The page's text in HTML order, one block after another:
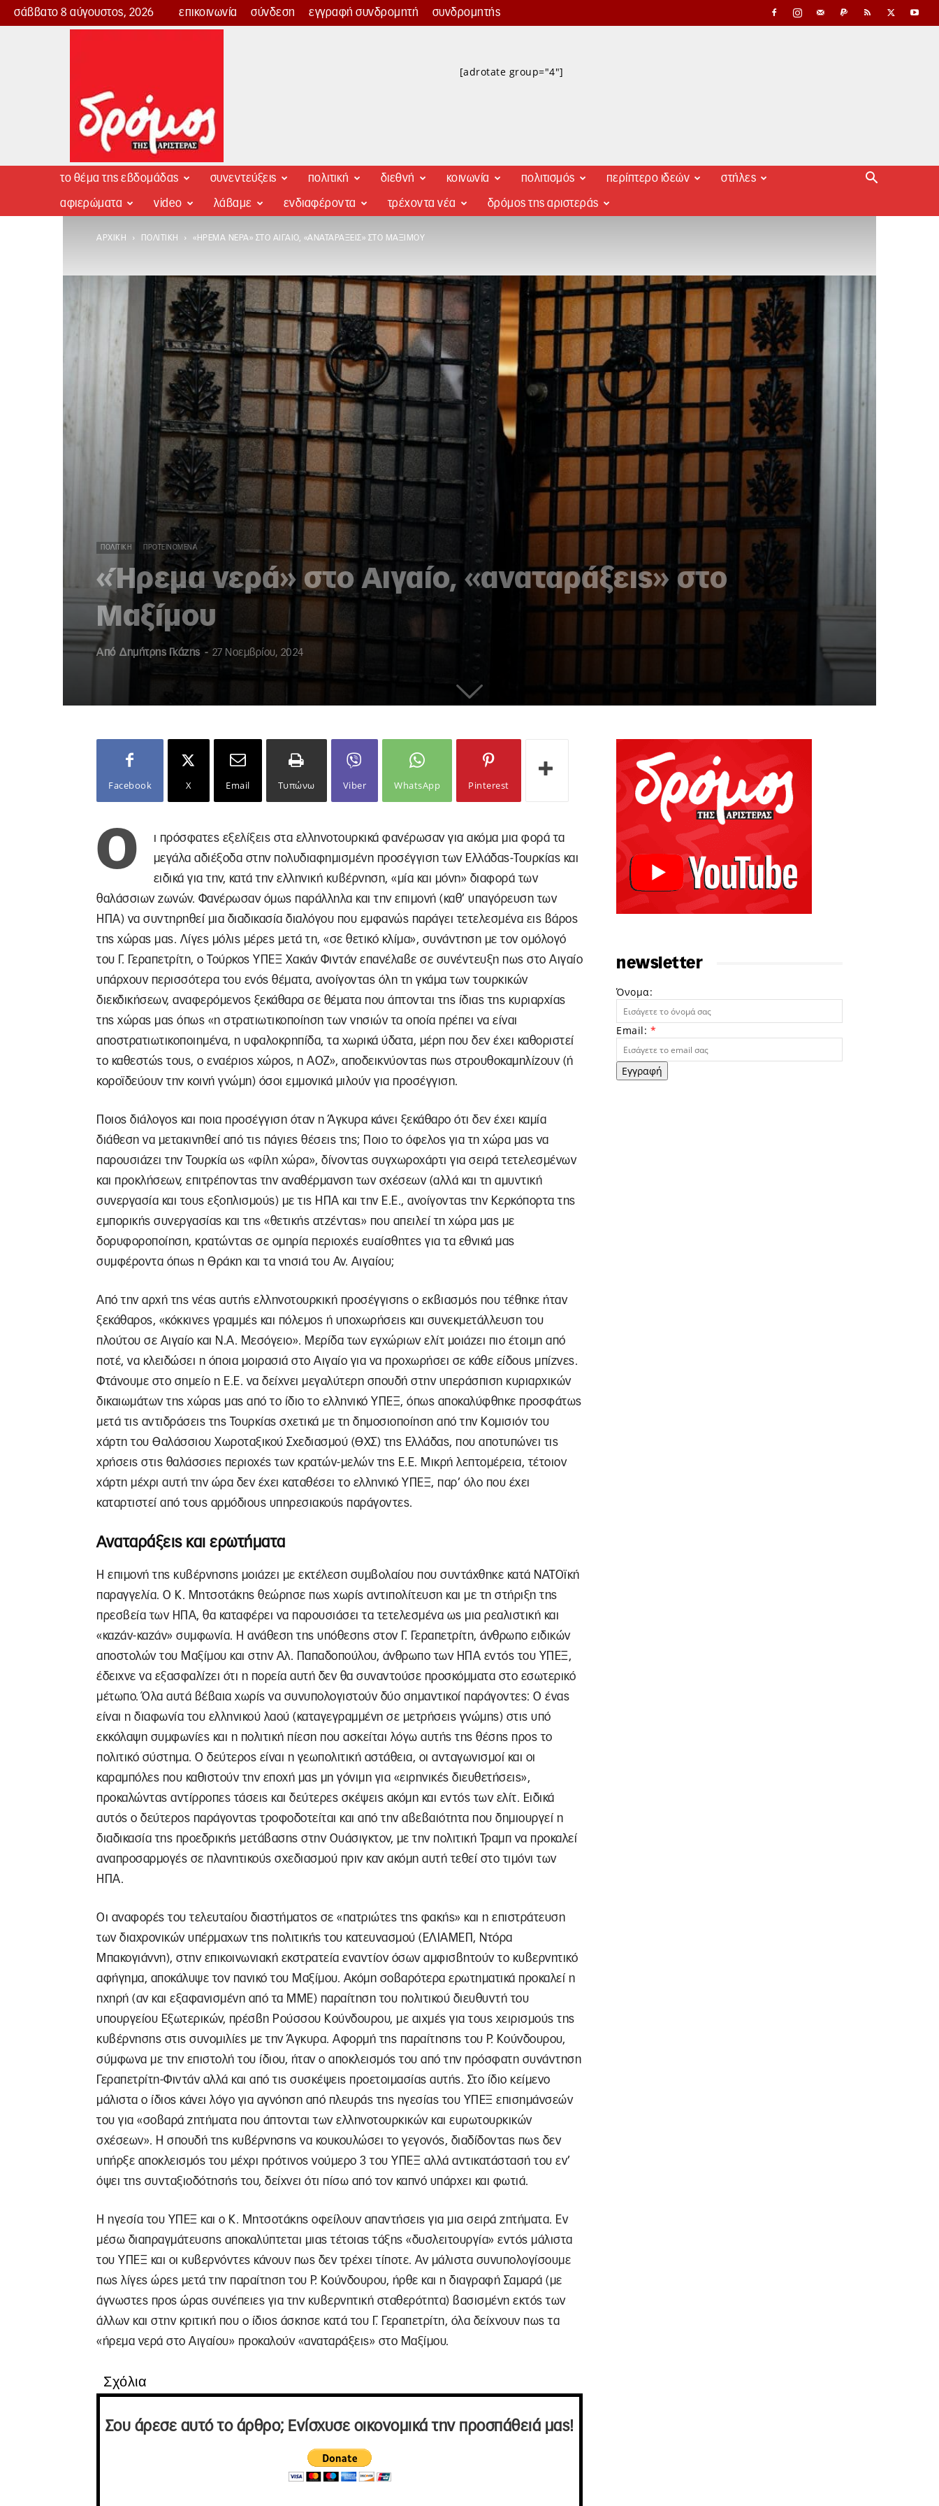
σάββατο 8 αύγουστος, 2026 επικοινωνία σύνδεση εγγραφή συνδρομητή συνδρομητής
Δρόμος
[adrotate group="4"]
το θέμα της εβδομάδας συνεντεύξεις πολιτική διεθνή κοινωνία πολιτισμός περίπτερο ιδεών στήλες
αφιερώματα video λάβαμε ενδιαφέροντα τρέχοντα νέα δρόμος της αριστεράς
ΑΡΧΙΚΉ ΠΟΛΙΤΙΚΉ «ΉΡΕΜΑ ΝΕΡΆ» ΣΤΟ ΑΙΓΑΊΟ, «ΑΝΑΤΑΡΆΞΕΙΣ» ΣΤΟ ΜΑΞΊΜΟΥ
ΠΟΛΙΤΙΚΉ ΠΡΟΤΕΙΝΌΜΕΝΑ
«Ήρεμα νερά» στο Αιγαίο, «αναταράξεις» στο
Μαξίμου
Από Δημήτρης Γκάζης - 27 Νοεμβρίου, 2024
Facebook X Email Τυπώνω Viber WhatsApp Pinterest
Ο
ι πρόσφατες εξελίξεις στα ελληνοτουρκικά φανέρωσαν για ακόμα μια φορά τα
μεγάλα αδιέξοδα στην πολυδιαφημισμένη προσέγγιση των Ελλάδας-Τουρκίας και
ειδικά για την, κατά την ελληνική κυβέρνηση, «μία και μόνη» διαφορά των
θαλάσσιων ζωνών. Φανέρωσαν όμως παράλληλα και την επιμονή (καθ’ υπαγόρευση των
ΗΠΑ) να συντηρηθεί μια διαδικασία διαλόγου που εμφανώς παράγει τετελεσμένα εις βάρος
της χώρας μας. Λίγες μόλις μέρες μετά τη, «σε θετικό κλίμα», συνάντηση με τον ομόλογό
του Γ. Γεραπετρίτη, ο Τούρκος ΥΠΕΞ Χακάν Φιντάν επανέλαβε σε συνέντευξη πως στο Αιγαίο
υπάρχουν περισσότερα του ενός θέματα, ανοίγοντας όλη τη γκάμα των τουρκικών
διεκδικήσεων, αναφερόμενος ξεκάθαρα σε θέματα που άπτονται της ίδιας της κυριαρχίας
της χώρας μας όπως «η στρατιωτικοποίηση των νησιών τα οποία πρέπει να είναι
αποστρατιωτικοποιημένα, η υφαλοκρηπίδα, τα χωρικά ύδατα, μέρη που δεν έχει καθοριστεί
το καθεστώς τους, ο εναέριος χώρος, η ΑΟΖ», αποδεικνύοντας πως στρουθοκαμηλίζουν (ή
κοροϊδεύουν την κοινή γνώμη) όσοι εμμονικά μιλούν για προσέγγιση.
Ποιος διάλογος και ποια προσέγγιση όταν η Άγκυρα κάνει ξεκάθαρο ότι δεν έχει καμία
διάθεση να μετακινηθεί από τις πάγιες θέσεις της; Ποιο το όφελος για τη χώρα μας να
παρουσιάζει την Τουρκία ως «φίλη χώρα», δίνοντας συγχωροχάρτι για σειρά τετελεσμένων
και προκλήσεων, επιτρέποντας την αναθέρμανση των σχέσεων (αλλά και τη αμυντική
συνεργασία και τους εξοπλισμούς) με τις ΗΠΑ και την Ε.Ε., ανοίγοντας την Κερκόπορτα της
εμπορικής συνεργασίας και της «θετικής ατζέντας» που απειλεί τη χώρα μας με
δορυφοροποίηση, κρατώντας σε ομηρία περιοχές ευαίσθητες για τα εθνικά μας
συμφέροντα όπως η Θράκη και τα νησιά του Αν. Αιγαίου;
Από την αρχή της νέας αυτής ελληνοτουρκική προσέγγισης ο εκβιασμός που τέθηκε ήταν
ξεκάθαρος, «κόκκινες γραμμές και πόλεμος ή υποχωρήσεις και συνεκμετάλλευση του
πλούτου σε Αιγαίο και Ν.Α. Μεσόγειο». Μερίδα των εγχώριων ελίτ μοιάζει πιο έτοιμη από
ποτέ, να κλειδώσει η όποια μοιρασιά στο Αιγαίο για να προχωρήσει σε κάθε είδους μπίζνες.
Φτάνουμε στο σημείο η Ε.Ε. να δείχνει μεγαλύτερη σπουδή στην υπεράσπιση κυριαρχικών
δικαιωμάτων της χώρας μας από το ίδιο το ελληνικό ΥΠΕΞ, όπως αποκαλύφθηκε προσφάτως
μετά τις αντιδράσεις της Τουρκίας σχετικά με τη δημοσιοποίηση από την Κομισιόν του
χάρτη του Θαλάσσιου Χωροταξικού Σχεδιασμού (ΘΧΣ) της Ελλάδας, που αποτυπώνει τις
χρήσεις στις θαλάσσιες περιοχές των κρατών-μελών της Ε.Ε. Μικρή λεπτομέρεια, τέτοιον
χάρτη μέχρι αυτή την ώρα δεν έχει καταθέσει το ελληνικό ΥΠΕΞ, παρ’ όλο που έχει
καταρτιστεί από τους αρμόδιους υπηρεσιακούς παράγοντες.
Αναταράξεις και ερωτήματα
Η επιμονή της κυβέρνησης μοιάζει με εκτέλεση συμβολαίου που συντάχθηκε κατά ΝΑΤΟϊκή
παραγγελία. Ο Κ. Μητσοτάκης θεώρησε πως χωρίς αντιπολίτευση και με τη στήριξη της
πρεσβεία των ΗΠΑ, θα καταφέρει να παρουσιάσει τα τετελεσμένα ως μια ρεαλιστική και
«καζάν-καζάν» συμφωνία. Η ανάθεση της υπόθεσης στον Γ. Γεραπετρίτη, άνθρωπο ειδικών
αποστολών του Μαξίμου και στην Αλ. Παπαδοπούλου, άνθρωπο των ΗΠΑ εντός του ΥΠΕΞ,
έδειχνε να εξασφαλίζει ότι η πορεία αυτή δεν θα συναντούσε προσκόμματα στο εσωτερικό
μέτωπο. Όλα αυτά βέβαια χωρίς να συνυπολογιστούν δύο σημαντικοί παράγοντες: Ο ένας
είναι η διαφωνία του ελληνικού λαού (καταγεγραμμένη σε μετρήσεις γνώμης) στις υπό
εκκόλαψη συμφωνίες και η πολιτική πίεση που ασκείται λόγω αυτής της θέσης προς το
πολιτικό σύστημα. Ο δεύτερος είναι η γεωπολιτική αστάθεια, οι ανταγωνισμοί και οι
καραμπόλες που καθιστούν την εποχή μας μη γόνιμη για «ειρηνικές διευθετήσεις»,
προκαλώντας αντίρροπες τάσεις και δεύτερες σκέψεις ακόμη και εντός των ελίτ. Ειδικά
αυτός ο δεύτερος παράγοντας τροφοδοτείται και από την αβεβαιότητα που δημιουργεί η
διαδικασία της προεδρικής μετάβασης στην Ουάσιγκτον, με την πολιτική Τραμπ να προκαλεί
αναπροσαρμογές σε πλανητικούς σχεδιασμού πριν καν ακόμη αυτή τεθεί στο τιμόνι των
ΗΠΑ.
Οι αναφορές του τελευταίου διαστήματος σε «πατριώτες της φακής» και η επιστράτευση
των διαχρονικών υπέρμαχων της πολιτικής του κατευνασμού (ΕΛΙΑΜΕΠ, Ντόρα
Μπακογιάννη), στην επικοινωνιακή εκστρατεία εναντίον όσων αμφισβητούν το κυβερνητικό
αφήγημα, αποκάλυψε τον πανικό του Μαξίμου. Ακόμη σοβαρότερα ερωτηματικά προκαλεί η
ηχηρή (αν και εξαφανισμένη από τα ΜΜΕ) παραίτηση του πολιτικού διευθυντή του
υπουργείου Εξωτερικών, πρέσβη Ρούσσου Κούνδουρου, με αιχμές για τους χειρισμούς της
κυβέρνησης στις συνομιλίες με την Άγκυρα. Αφορμή της παραίτησης του Ρ. Κούνδουρου,
σύμφωνα με την επιστολή του ίδιου, ήταν ο αποκλεισμός του από την πρόσφατη συνάντηση
Γεραπετρίτη-Φιντάν αλλά και από τις συσκέψεις προετοιμασίας αυτής. Στο ίδιο κείμενο
μάλιστα ο ίδιος κάνει λόγο για αγνόηση από πλευράς της ηγεσίας του ΥΠΕΞ επισημάνσεών
του για «σοβαρά ζητήματα που άπτονται των ελληνοτουρκικών και ευρωτουρκικών
σχέσεων». Η σπουδή της κυβέρνησης να κουκουλώσει το γεγονός, διαδίδοντας πως δεν
υπήρξε αποκλεισμός του μέχρι πρότινος νούμερο 3 του ΥΠΕΞ αλλά αντικατάστασή του εν’
όψει της συνταξιοδότησής του, δείχνει ότι πίσω από τον καπνό υπάρχει και φωτιά.
Η ηγεσία του ΥΠΕΞ και ο Κ. Μητσοτάκης οφείλουν απαντήσεις για μια σειρά ζητήματα. Εν
μέσω διαπραγμάτευσης αποκαλύπτεται μιας τέτοιας τάξης «δυσλειτουργία» εντός μάλιστα
του ΥΠΕΞ και οι κυβερνόντες κάνουν πως δεν τρέχει τίποτε. Αν μάλιστα συνυπολογίσουμε
πως λίγες ώρες μετά την παραίτηση του Ρ. Κούνδουρου, ήρθε και η διαγραφή Σαμαρά (με
άγνωστες προς ώρας συνέπειες για την κυβερνητική σταθερότητα) βασισμένη εκτός των
άλλων και στην κριτική που ο ίδιος άσκησε κατά του Γ. Γεραπετρίτη, όλα δείχνουν πως τα
«ήρεμα νερά στο Αιγαίου» προκαλούν «αναταράξεις» στο Μαξίμου.
Σχόλια
Σου άρεσε αυτό το άρθρο; Ενίσχυσε οικονομικά την προσπάθειά μας!
newsletter
Όνομα:
Email: *
Εγγραφή